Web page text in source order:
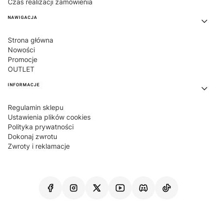
Czas realizacji zamówienia
NAWIGACJA
Strona główna
Nowości
Promocje
OUTLET
INFORMACJE
Regulamin sklepu
Ustawienia plików cookies
Polityka prywatności
Dokonaj zwrotu
Zwroty i reklamacje